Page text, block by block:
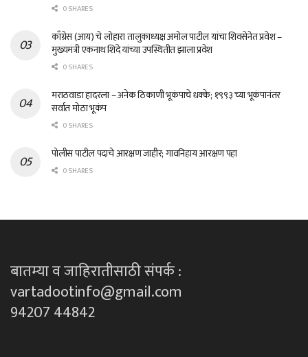
0 SHARES
काँग्रेस (आय) चे लोहारा तालुकाध्यक्ष अमोल पाटील यांचा शिवसेनेत प्रवेश –
मुख्यमंत्री एकनाथ शिंदे यांच्या उपस्थितीत झाला प्रवेश
0 SHARES
मराठवाडा हादरला – अनेक ठिकाणी भूकंपाचे धक्के; १९९३ च्या भूकंपानंतर
सर्वात मोठा भूकंप
0 SHARES
पोलीस पाटील पदाचे आरक्षण जाहीर; गावनिहाय आरक्षण पहा
0 SHARES
बातम्या व जाहिरातीसाठी संपर्क :
vartadootinfo@gmail.com
94207 44842